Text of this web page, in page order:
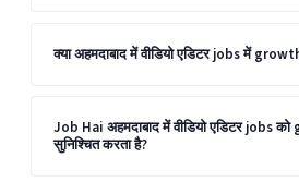
क्या अहमदाबाद में वीडियो एडिटर jobs में
Job Hai अहमदाबाद में वीडियो एडिटर jobs
सुनिश्चित करता है?